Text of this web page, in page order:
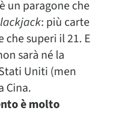
un paragone che
: più carte
superi il 21. E
sarà né la
Uniti (men
Cina.
è molto